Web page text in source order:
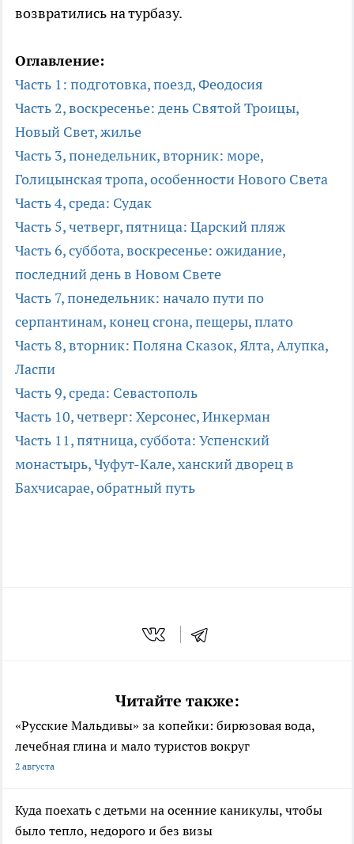
возвратились на турбазу.
Оглавление:
Часть 1: подготовка, поезд, Феодосия
Часть 2, воскресенье: день Святой Троицы,
Новый Свет, жилье
Часть 3, понедельник, вторник: море,
Голицынская тропа, особенности Нового Света
Часть 4, среда: Судак
Часть 5, четверг, пятница: Царский пляж
Часть 6, суббота, воскресенье: ожидание,
последний день в Новом Свете
Часть 7, понедельник: начало пути по
серпантинам, конец сгона, пещеры, плато
Часть 8, вторник: Поляна Сказок, Ялта, Алупка,
Ласпи
Часть 9, среда: Севастополь
Часть 10, четверг: Херсонес, Инкерман
Часть 11, пятница, суббота: Успенский
монастырь, Чуфут-Кале, ханский дворец в
Бахчисарае, обратный путь
Читайте также:
«Русские Мальдивы» за копейки: бирюзовая вода,
лечебная глина и мало туристов вокруг
2 августа
Куда поехать с детьми на осенние каникулы, чтобы
было тепло, недорого и без визы